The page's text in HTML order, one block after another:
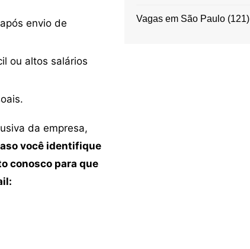
envio de
ou altos salários
da empresa,
você identifique
conosco para que
Vagas em São Paulo(121)